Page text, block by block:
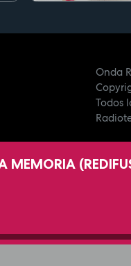
Onda
Todos
MEMORIA